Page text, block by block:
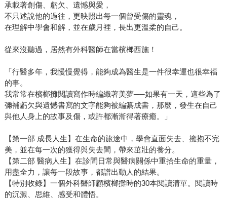
承載著創傷、虧欠、遺憾與愛，
不只述說他的過往，更映照出每一個曾受傷的靈魂，
在理解中學會和解，並在歲月裡，長出更溫柔的自己。
從來沒聽過，居然有外科醫師在當檳榔西施！
「行醫多年，我慢慢覺得，能夠成為醫生是一件很幸運也很幸福
的事。
我常常在檳榔攤閱讀寫作時編織著美夢──如果有一天，這些為了
彌補虧欠與遺憾書寫的文字能夠被編纂成書，那麼，發生在自己
與他人身上的故事及傷，或許都漸漸得著療癒。」
【第一部 成長人生】在生命的旅途中，學會直面失去、擁抱不完
美，並在每一次的獲得與失去間，帶來茁壯的養分。
【第二部 醫病人生】在診間日常與醫病關係中重拾生命的重量，
用盡全力，讓每一段故事，都譜出動人的結果。
【特別收錄】一個外科醫師顧檳榔攤時的30本閱讀清單。閱讀時
的沉澱、思維、感受和體悟。